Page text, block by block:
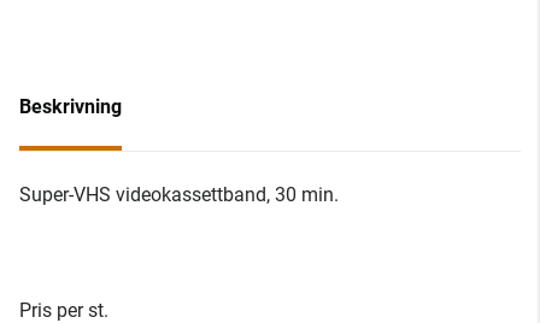
Beskrivning
Super-VHS videokassettband, 30 min.
Pris per st.